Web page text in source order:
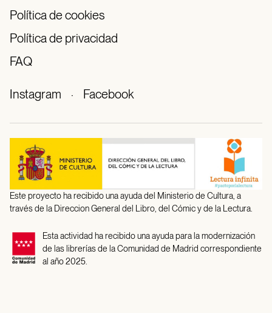
Política de cookies
Política de privacidad
FAQ
Instagram · Facebook
Este proyecto ha recibido una ayuda del Ministerio de Cultura, a
través de la Direccion General del Libro, del Cómic y de la Lectura.
Esta actividad ha recibido una ayuda para la modernización
de las librerías de la Comunidad de Madrid correspondiente
al año 2025.